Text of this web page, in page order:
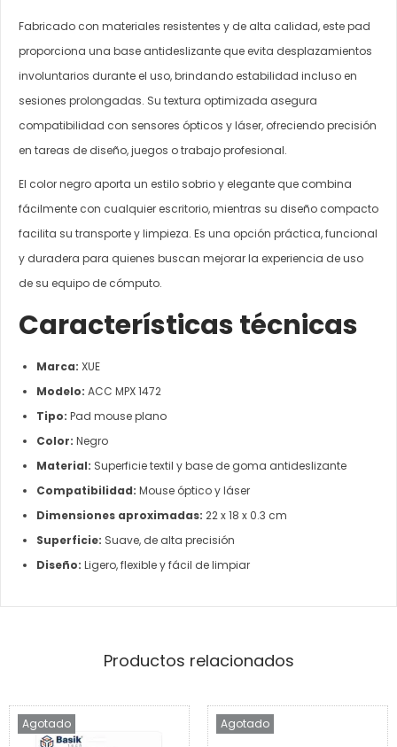
Fabricado con materiales resistentes y de alta calidad, este pad
proporciona una base antideslizante que evita desplazamientos
involuntarios durante el uso, brindando estabilidad incluso en
sesiones prolongadas. Su textura optimizada asegura
compatibilidad con sensores ópticos y láser, ofreciendo precisión
en tareas de diseño, juegos o trabajo profesional.
El color negro aporta un estilo sobrio y elegante que combina
fácilmente con cualquier escritorio, mientras su diseño compacto
facilita su transporte y limpieza. Es una opción práctica, funcional
y duradera para quienes buscan mejorar la experiencia de uso
de su equipo de cómputo.
Características técnicas
Marca: XUE
Modelo: ACC MPX 1472
Tipo: Pad mouse plano
Color: Negro
Material: Superficie textil y base de goma antideslizante
Compatibilidad: Mouse óptico y láser
Dimensiones aproximadas: 22 x 18 x 0.3 cm
Superficie: Suave, de alta precisión
Diseño: Ligero, flexible y fácil de limpiar
Productos relacionados
Agotado Agotado